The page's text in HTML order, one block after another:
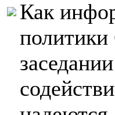
Как